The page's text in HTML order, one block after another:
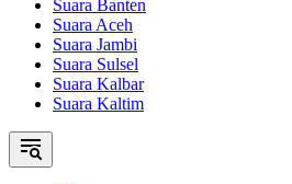
Suara Banten
Suara Aceh
Suara Jambi
Suara Sulsel
Suara Kalbar
Suara Kaltim